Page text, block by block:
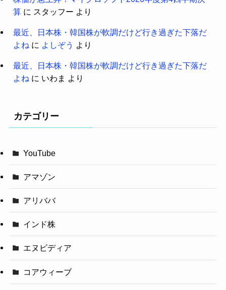
算に スタッフー より
最近、日本株・韓国株が軟調だけど行き過ぎた下落だ
よね に よしぞう より
最近、日本株・韓国株が軟調だけど行き過ぎた下落だ
よね に いわま より
カテゴリー
YouTube
アマゾン
アリババ
インド株
エヌビディア
コアウィーブ